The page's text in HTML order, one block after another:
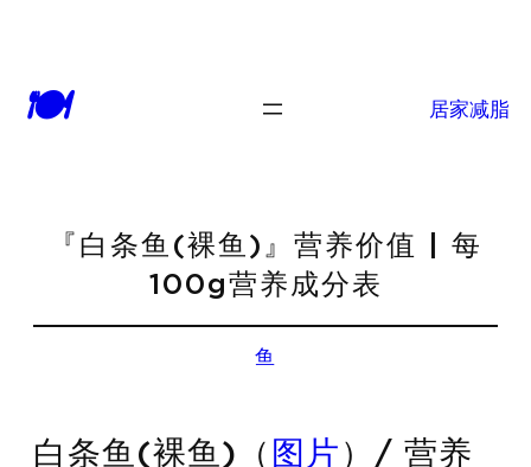
🍽 居家减脂
『白条鱼(裸鱼)』营养价值 | 每
100g营养成分表
鱼
白条鱼(裸鱼)（ 图片 ）/ 营养